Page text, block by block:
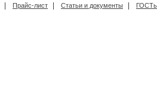
| Прайс-лист | Статьи и документы |